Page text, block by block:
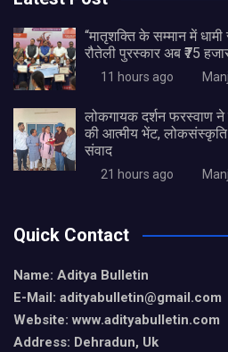
“मातृशक्ति के सम्मान में
रौतेली पुरस्कार अब ₹75
11 hours ago
लोकगायक दर्शन फरस्वाण
की आत्मीय भेंट,
संवाद
21 hours ago
Quick Contact
Name: Aditya Bulletin
E-Mail: adityabulletin@gmail.com
Website: www.adityabulletin.com
Address: Dehradun, Uk